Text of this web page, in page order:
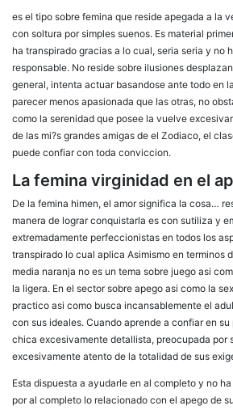
es el tipo sobre femina que reside apegada a la
con soltura por simples suenos. Es material
ha transpirado gracias a lo cual, seri­a seria y no
responsable. No reside sobre ilusiones
general, intenta actuar basandose ante todo en
parecer menos apasionada que las otras, no
como la serenidad que posee la vuelve
de las mi?s grandes amigas de el Zodiaco, el
puede confiar con toda conviccion.
La femina virginidad en el
De la femina himen, el amor significa la cosa…
manera de lograr conquistarla es con sutiliza y
extremadamente perfeccionistas en todos los
transpirado lo cual aplica Asimismo en terminos
media naranja no es un tema sobre juego asi­
la ligera. En el sector sobre apego asi­ como la
practico asi­ como busca incansablemente el
con sus ideales. Cuando aprende a confiar en
chica excesivamente detallista, preocupada por
excesivamente atento de la totalidad de sus
Esta dispuesta a ayudarle en al completo y no
por al completo lo relacionado con el apego de